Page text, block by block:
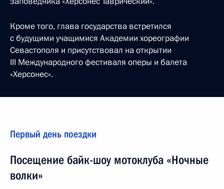
Кроме того, глава государства встретился
с будущими учащимися Академии хореографии
Севастополя и присутствовал на открытии
III Международного фестиваля оперы и балета
«Херсонес».
Первый день поездки
Посещение байк-шоу мотоклуба «Ночные
волки»